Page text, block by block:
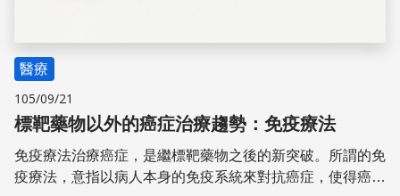
醫療
105/09/21
標靶藥物以外的癌症治療趨勢：免疫療法
免疫療法治療癌症，是繼標靶藥物之後的新突破。所謂的免
疫療法，意指以病人本身的免疫系統來對抗癌症，使得癌細